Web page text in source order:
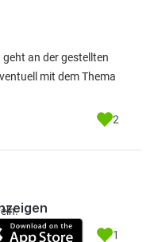
an der gestellten
mit dem Thema
2
1